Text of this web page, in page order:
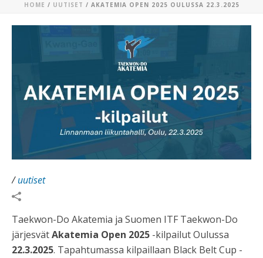
HOME / UUTISET / AKATEMIA OPEN 2025 OULUSSA 22.3.2025
/uutiset
Taekwon-Do Akatemia ja Suomen ITF Taekwon-Do
järjesvätAkatemia Open 2025 -kilpailut Oulussa
22.3.2025. Tapahtumassa kilpaillaan Black Belt Cup -